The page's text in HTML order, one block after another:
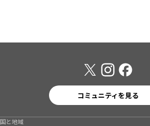
コミュニティを見る
国と地域